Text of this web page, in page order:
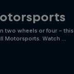
two wheels or four - this
Motorsports. Watch …